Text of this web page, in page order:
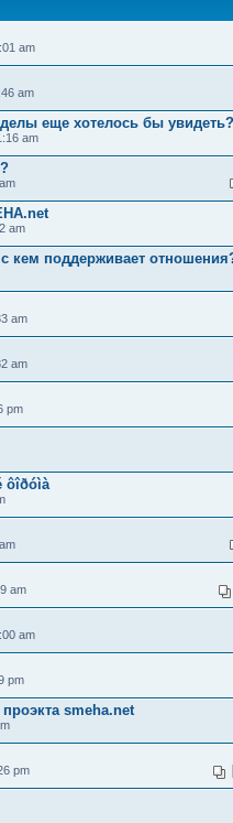
am
am
еще хотелось бы увидеть?
am
am
кем поддерживает
am
am
pm
ôîðóìà
am
am
pm
smeha.net
pm